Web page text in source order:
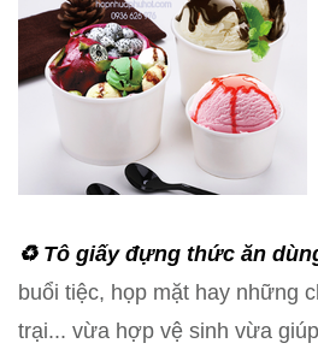
♻️ Tô giấyđựng thức ăn
buổi tiệc, họp mặt hay những
trại... vừa hợp vệ sinh vừa